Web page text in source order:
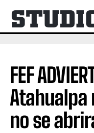
FEF
Atahualpa
no se